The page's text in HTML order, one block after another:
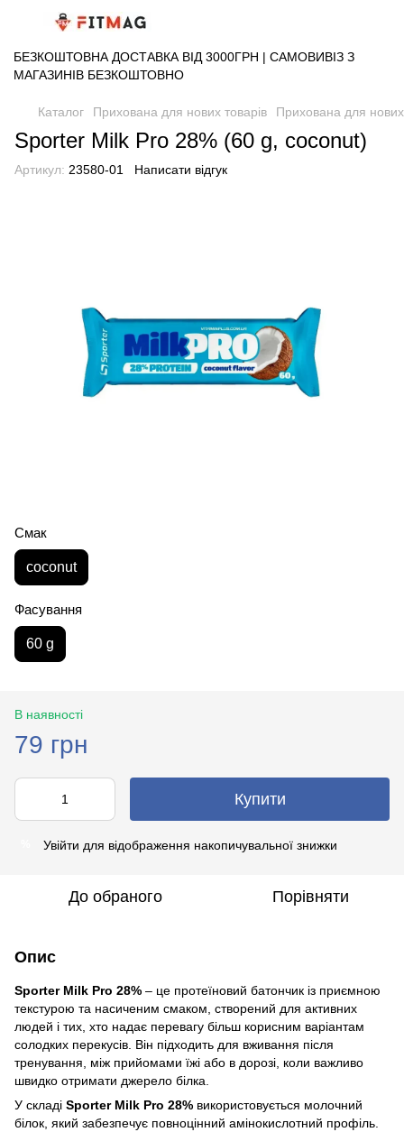
БЕЗКОШТОВНА ДОСТАВКА ВІД 3000ГРН | САМОВИВІЗ З
МАГАЗИНІВ БЕЗКОШТОВНО
Каталог Прихована для нових товарів Прихована для
Sporter Milk Pro 28% (60 g, coconut)
Артикул: 23580-01 Написати відгук
Смак
coconut
Фасування
60 g
В наявності
79 грн
Купити
Увійти для відображення накопичувальної знижки
До обраного Порівняти
Опис
Sporter Milk Pro 28% – це протеїновий батончик із приємною
текстурою та насиченим смаком, створений для активних
людей і тих, хто надає перевагу більш корисним варіантам
солодких перекусів. Він підходить для вживання після
тренування, між прийомами їжі або в дорозі, коли важливо
швидко отримати джерело білка.
У складі Sporter Milk Pro 28% використовується молочний
білок, який забезпечує повноцінний амінокислотний профіль.